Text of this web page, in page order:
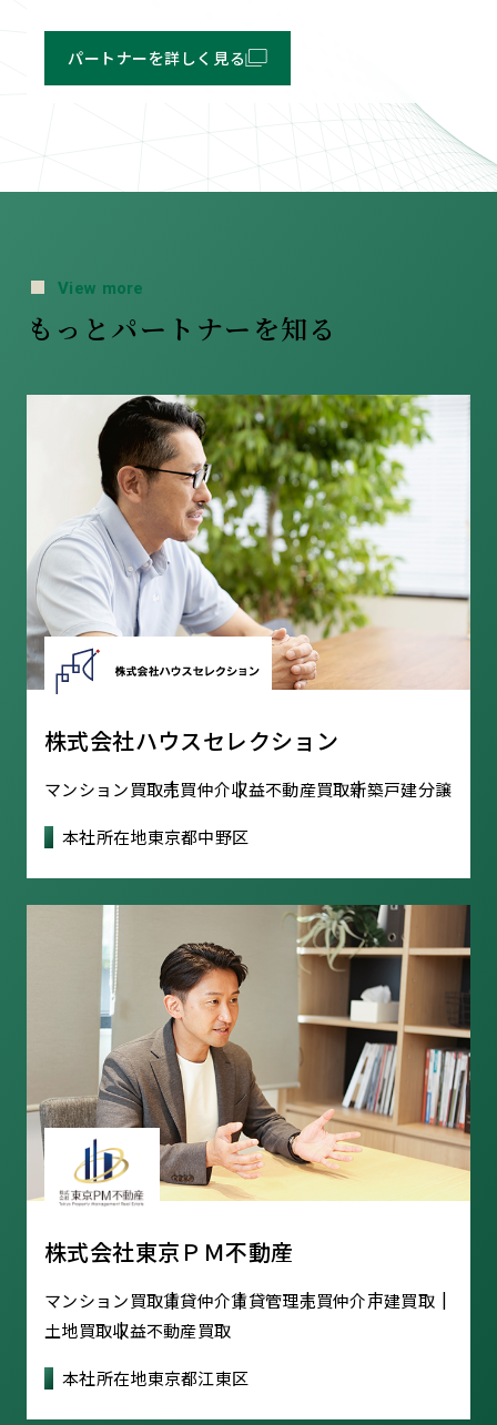
パートナーを詳しく見る
View more
もっとパートナーを知る
株式会社ハウスセレクション
マンション買取売買仲介収益不動産買取新築戸建分譲
本社所在地東京都中野区
株式会社東京ＰＭ不動産
マンション買取賃貸仲介賃貸管理売買仲介戸建買取
土地買取収益不動産買取
本社所在地東京都江東区